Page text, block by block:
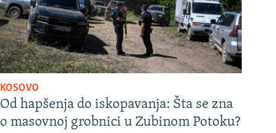
KOSOVO
Od hapšenja do iskopavanja: Šta se zna
o masovnoj grobnici u Zubinom Potoku?